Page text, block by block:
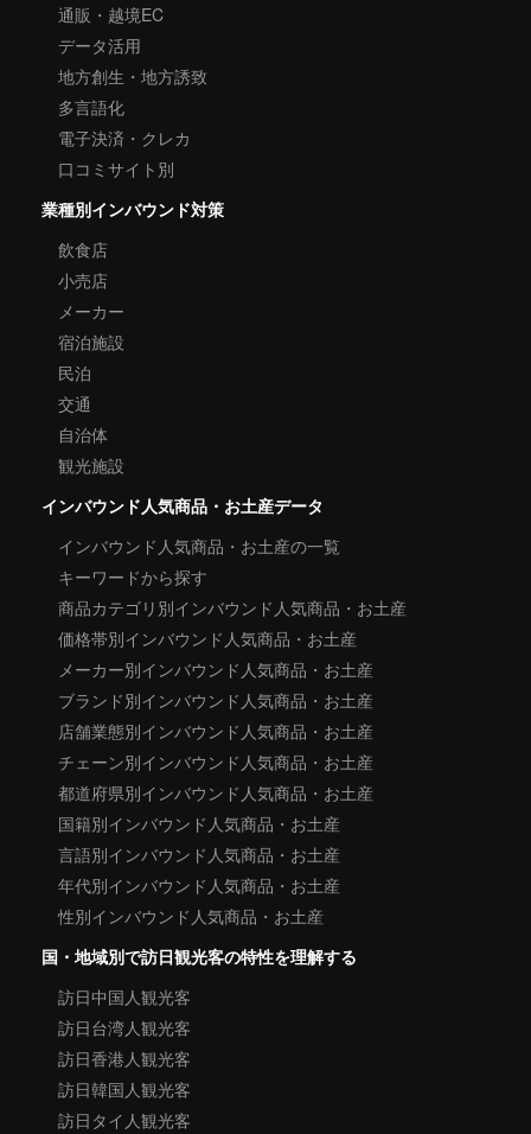
通販・越境EC
データ活用
地方創生・地方誘致
多言語化
電子決済・クレカ
口コミサイト別
業種別インバウンド対策
飲食店
小売店
メーカー
宿泊施設
民泊
交通
自治体
観光施設
インバウンド人気商品・お土産データ
インバウンド人気商品・お土産の一覧
キーワードから探す
商品カテゴリ別インバウンド人気商品・お土産
価格帯別インバウンド人気商品・お土産
メーカー別インバウンド人気商品・お土産
ブランド別インバウンド人気商品・お土産
店舗業態別インバウンド人気商品・お土産
チェーン別インバウンド人気商品・お土産
都道府県別インバウンド人気商品・お土産
国籍別インバウンド人気商品・お土産
言語別インバウンド人気商品・お土産
年代別インバウンド人気商品・お土産
性別インバウンド人気商品・お土産
国・地域別で訪日観光客の特性を理解する
訪日中国人観光客
訪日台湾人観光客
訪日香港人観光客
訪日韓国人観光客
訪日タイ人観光客